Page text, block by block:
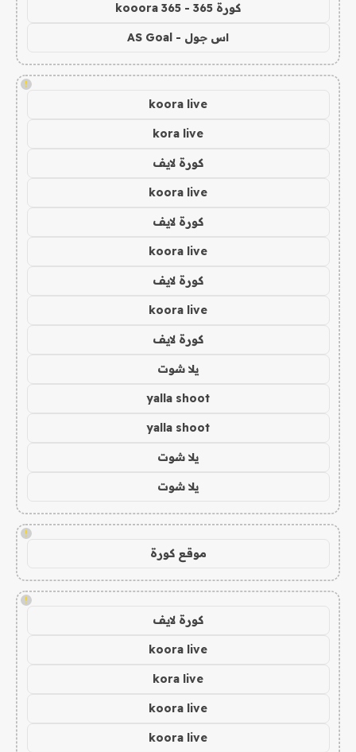
كورة 365 - kooora 365
اس جول - AS Goal
!
koora live
kora live
كورة لايف
koora live
كورة لايف
koora live
كورة لايف
koora live
كورة لايف
يلا شوت
yalla shoot
yalla shoot
يلا شوت
يلا شوت
!
موقع كورة
!
كورة لايف
koora live
kora live
koora live
koora live